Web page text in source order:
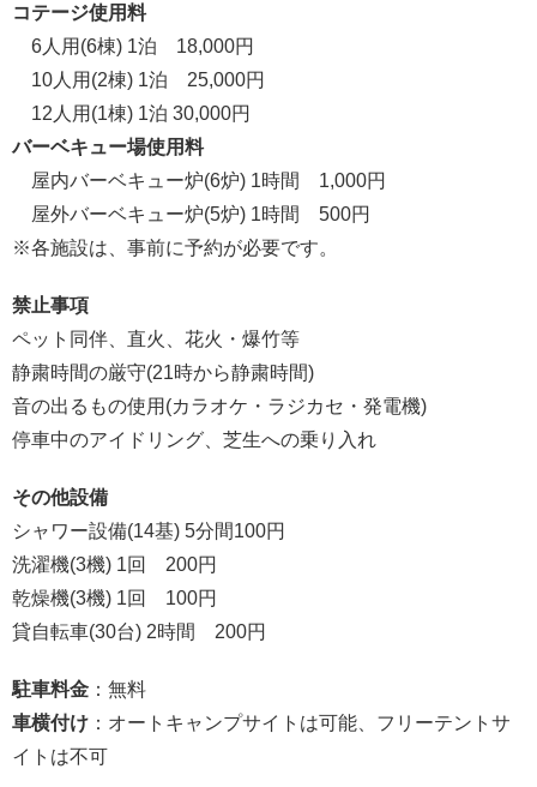
コテージ使用料
6人用(6棟) 1泊 18,000円
10人用(2棟) 1泊 25,000円
12人用(1棟) 1泊 30,000円
バーベキュー場使用料
屋内バーベキュー炉(6炉) 1時間 1,000円
屋外バーベキュー炉(5炉) 1時間 500円
※各施設は、事前に予約が必要です。
禁止事項
ペット同伴、直火、花火・爆竹等
静粛時間の厳守(21時から静粛時間)
音の出るもの使用(カラオケ・ラジカセ・発電機)
停車中のアイドリング、芝生への乗り入れ
その他設備
シャワー設備(14基) 5分間100円
洗濯機(3機) 1回 200円
乾燥機(3機) 1回 100円
貸自転車(30台) 2時間 200円
駐車料金 ：無料
車横付け ：オートキャンプサイトは可能、フリーテントサ
イトは不可